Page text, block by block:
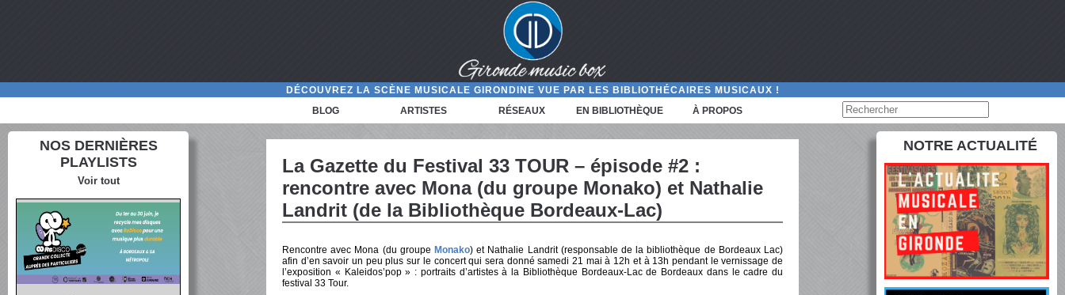
DÉCOUVREZ LA SCÈNE MUSICALE GIRONDINE VUE PAR LES BIBLIOTHÉCAIRES MUSICAUX !
BLOG
ARTISTES RÉSEAUX EN BIBLIOTHÈQUE À PROPOS
NOS DERNIÈRES
PLAYLISTS
Voir tout
La Gazette du Festival 33 TOUR – épisode #2 :
rencontre avec Mona (du groupe Monako) et Nathalie
Landrit (de la Bibliothèque Bordeaux-Lac)
Rencontre avec Mona (du groupe Monako) et Nathalie Landrit (responsable de la bibliothèque de Bordeaux Lac)
afin d’en savoir un peu plus sur le concert qui sera donné samedi 21 mai à 12h et à 13h pendant le vernissage de
l’exposition « Kaleidos’pop » : portraits d’artistes à la Bibliothèque Bordeaux-Lac de Bordeaux dans le cadre du
festival 33 Tour.
NOTRE ACTUALITÉ